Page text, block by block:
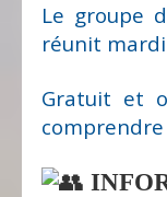
Le groupe
réunit
Gratuit et